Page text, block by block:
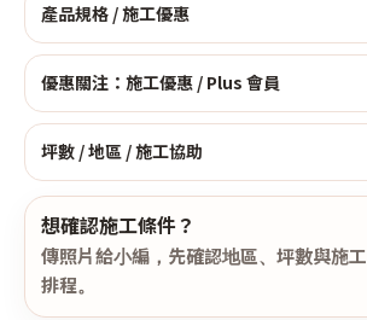
產品規格 / 施工優惠
優惠關注：施工優惠 / Plus 會員
坪數 / 地區 / 施工協助
想確認施工條件？
傳照片給小編，先確認地區、坪數與施工
排程。